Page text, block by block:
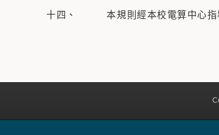
十四、 本規則經本校電算中心指導